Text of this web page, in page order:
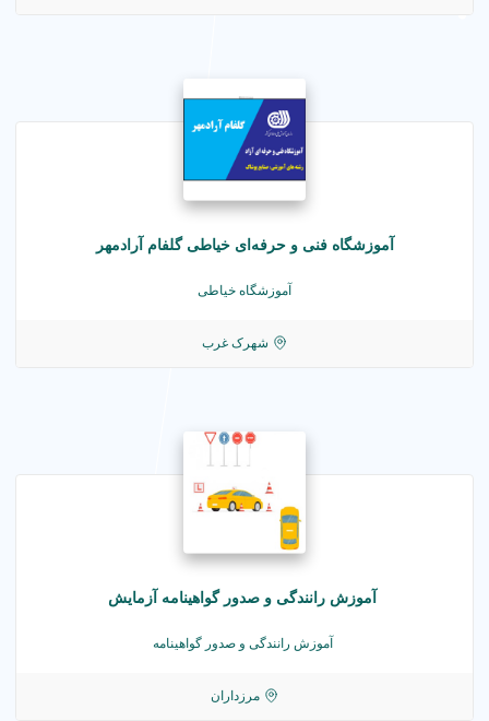
آموزشگاه فنی و حرفه‌ای خیاطی گلفام آرادمهر
آموزشگاه خیاطی
شهرک غرب
آموزش رانندگی و صدور گواهینامه آزمایش
آموزش رانندگی و صدور گواهینامه
مرزداران